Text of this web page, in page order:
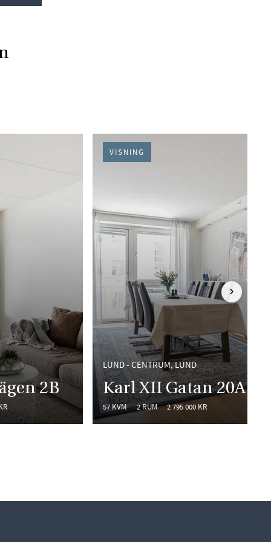
2B
LUND - CENTRUM, LUND
Karl XII Gatan 20A
57 KVM 2 RUM 2 795 000 KR
VISNING
FRAMÅT I